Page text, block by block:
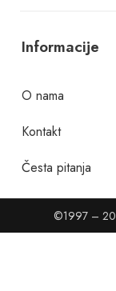
Informacije
O nama
Kontakt
Česta pitanja
©1997 –